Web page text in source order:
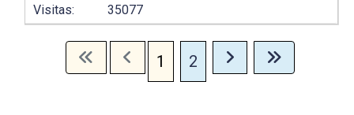
Visitas:
35077
1 2